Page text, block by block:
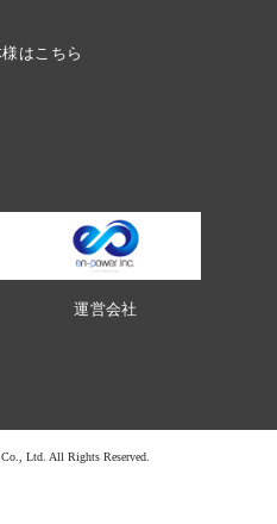
はこちら
運営会社
Ltd. All Rights Reserved.